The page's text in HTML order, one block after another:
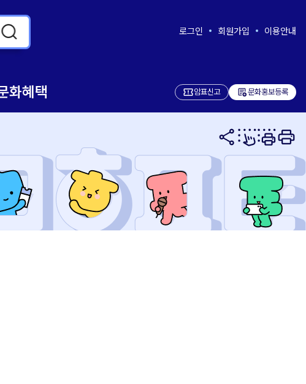
로그인 회원가입 이용안내
화혜택 암표신고 add_notes문화홍보등록